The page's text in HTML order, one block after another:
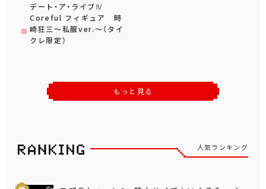
デート・ア・ライブⅣ
Coreful フィギュア 時
崎狂三～私服ver.～（タイ
クレ限定）
もっと見る
人気ランキング